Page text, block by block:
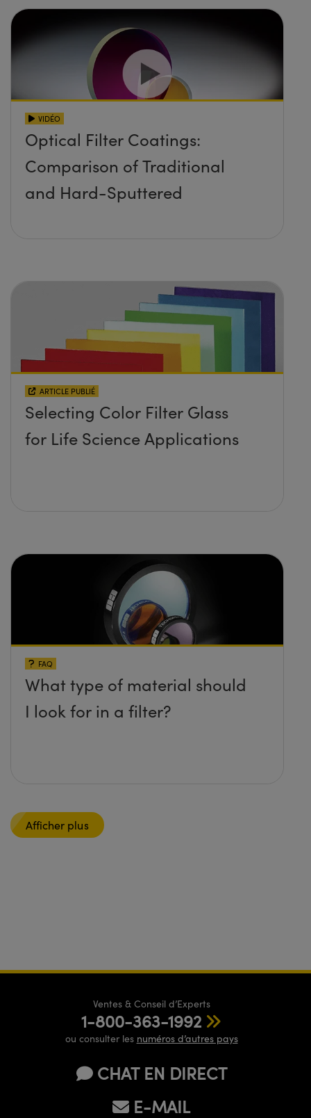
VIDÉO
Optical Filter Coatings:
Comparison of Traditional
and Hard-Sputtered
ARTICLE PUBLIÉ
Selecting Color Filter Glass
for Life Science Applications
FAQ
What type of material should
I look for in a filter?
Afficher plus
Ventes & Conseil d’Experts
1-800-363-1992
ou consulter les numéros d’autres pays
CHAT EN DIRECT
E-MAIL